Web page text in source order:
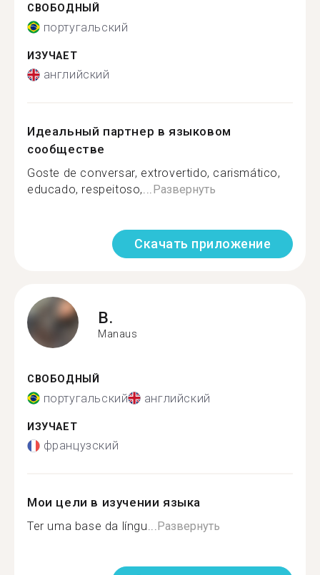
СВОБОДНЫЙ
португальский
ИЗУЧАЕТ
английский
Идеальный партнер в языковом
сообществе
Goste de conversar, extrovertido, carismático,
educado, respeitoso,...Развернуть
Скачать приложение
B.
Manaus
СВОБОДНЫЙ
португальский английский
ИЗУЧАЕТ
французский
Мои цели в изучении языка
Ter uma base da língu...Развернуть